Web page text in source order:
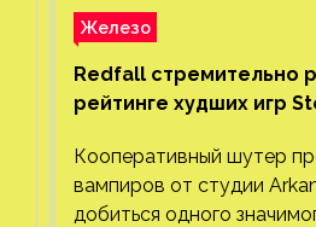
Железо
Redfall стремительно
рейтинге худших игр
Кооперативный шутер
вампиров от студии
добиться одного